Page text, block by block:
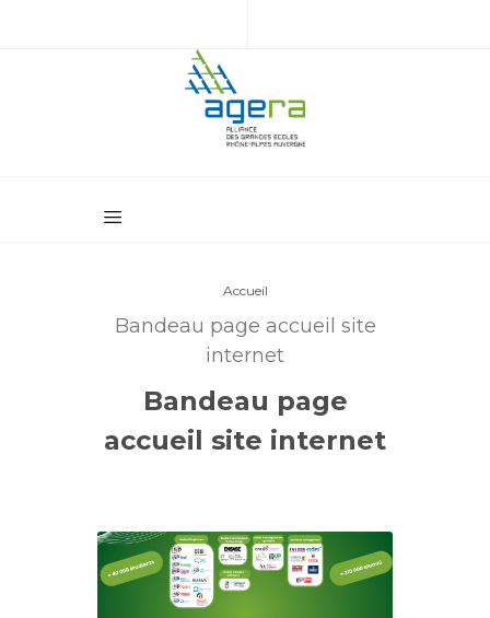
Accueil
Bandeau page accueil site
internet
Bandeau page
accueil site internet